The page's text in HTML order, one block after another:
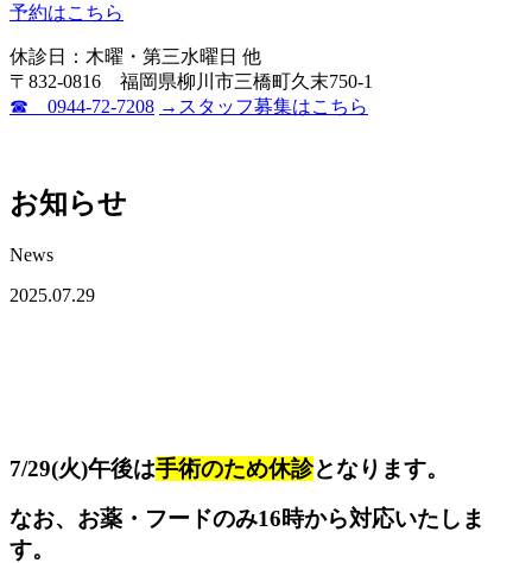
予約はこちら
休診日：木曜・第三水曜日 他
〒832-0816 福岡県柳川市三橋町久末750-1
☎ 0944-72-7208 →スタッフ募集はこちら
お知らせ
News
2025.07.29
7/29(火)午後は手術のため休診となります。
なお、お薬・フードのみ16時から対応いたしま
す。